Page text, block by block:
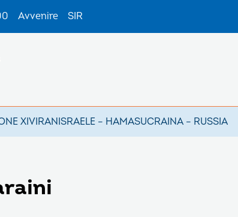
Avvenire SIR
XIVIRANISRAELE – HAMASUCRAINA – RUSSIA